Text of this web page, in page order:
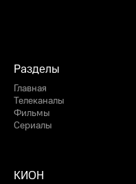
Разделы
Главная
Телеканалы
Фильмы
Сериалы
КИОН